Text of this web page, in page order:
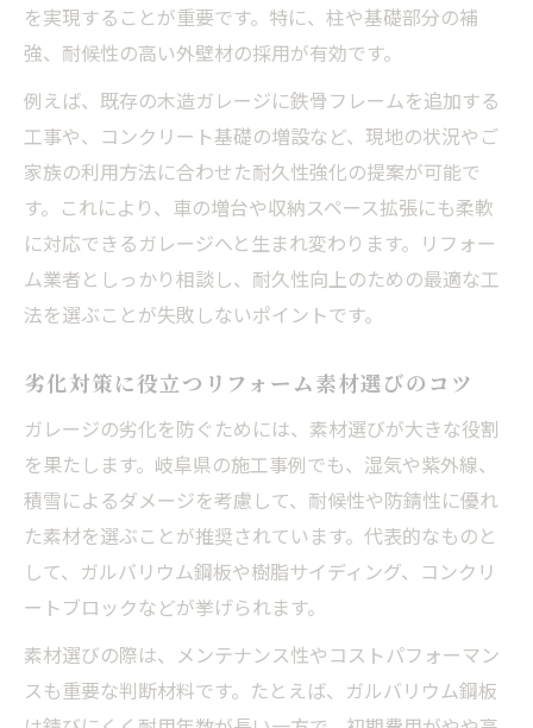
を実現することが重要です。特に、柱や基礎部分の補
強、耐候性の高い外壁材の採用が有効です。
例えば、既存の木造ガレージに鉄骨フレームを追加する
工事や、コンクリート基礎の増設など、現地の状況やご
家族の利用方法に合わせた耐久性強化の提案が可能で
す。これにより、車の増台や収納スペース拡張にも柔軟
に対応できるガレージへと生まれ変わります。リフォー
ム業者としっかり相談し、耐久性向上のための最適な工
法を選ぶことが失敗しないポイントです。
劣化対策に役立つリフォーム素材選びのコツ
ガレージの劣化を防ぐためには、素材選びが大きな役割
を果たします。岐阜県の施工事例でも、湿気や紫外線、
積雪によるダメージを考慮して、耐候性や防錆性に優れ
た素材を選ぶことが推奨されています。代表的なものと
して、ガルバリウム鋼板や樹脂サイディング、コンクリ
ートブロックなどが挙げられます。
素材選びの際は、メンテナンス性やコストパフォーマン
スも重要な判断材料です。たとえば、ガルバリウム鋼板